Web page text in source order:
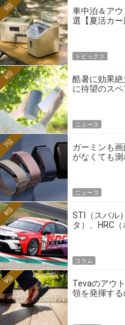
車中泊＆ア
選【夏活カー
5位
トピックス
酷暑に効果絶
に待望のス
6位
ニュース
ガーミンも
がなくても
7位
ニュース
STI（スバル
タ）、HRC
8位
コラム
Tevaのアウ
領を発揮する
9位